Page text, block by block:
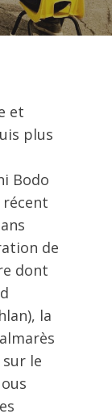
et
plus
Bodo
récent
de
dont
la
le